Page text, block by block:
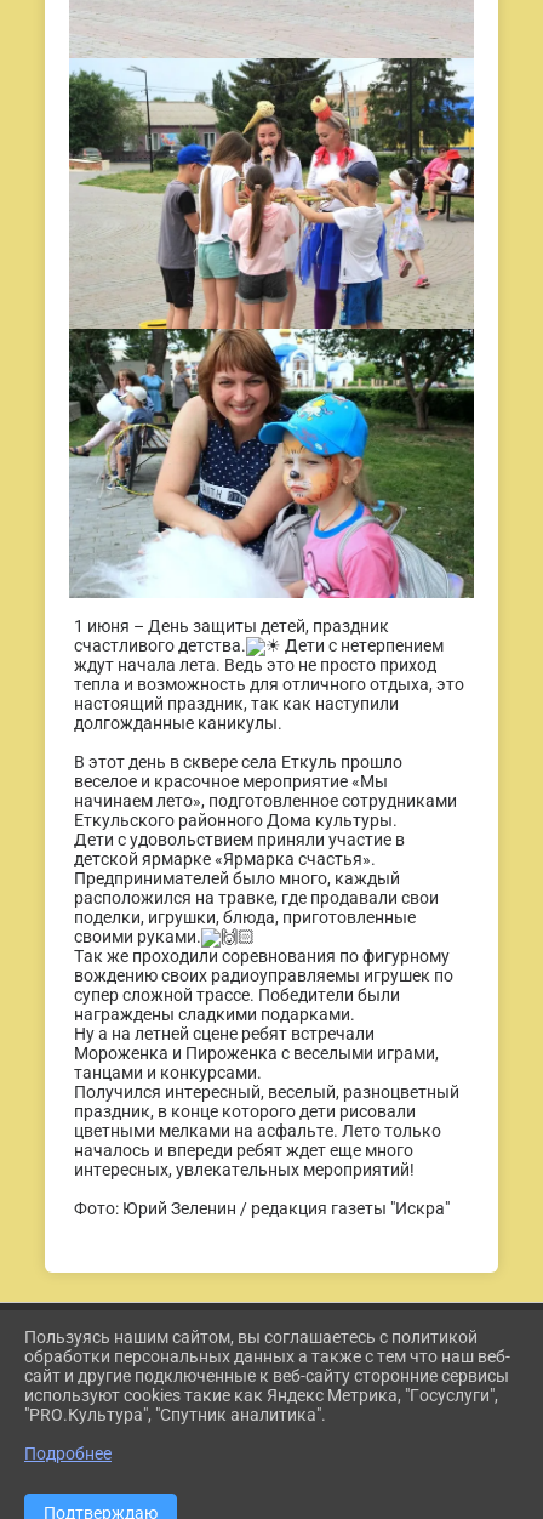
1 июня – День защиты детей, праздник
счастливого детства.
Дети с нетерпением
ждут начала лета. Ведь это не просто приход
тепла и возможность для отличного отдыха, это
настоящий праздник, так как наступили
долгожданные каникулы.
В этот день в сквере села Еткуль прошло
веселое и красочное мероприятие «Мы
начинаем лето», подготовленное сотрудниками
Еткульского районного Дома культуры.
Дети с удовольствием приняли участие в
детской ярмарке «Ярмарка счастья».
Предпринимателей было много, каждый
расположился на травке, где продавали свои
поделки, игрушки, блюда, приготовленные
своими руками.
Так же проходили соревнования по фигурному
вождению своих радиоуправляемы игрушек по
супер сложной трассе. Победители были
награждены сладкими подарками.
Ну а на летней сцене ребят встречали
Мороженка и Пироженка с веселыми играми,
танцами и конкурсами.
Получился интересный, веселый, разноцветный
праздник, в конце которого дети рисовали
цветными мелками на асфальте. Лето только
началось и впереди ребят ждет еще много
интересных, увлекательных мероприятий!
Фото: Юрий Зеленин / редакция газеты "Искра"
2026 Г. ETKUL-KULTURA.RU
ВХОД
КАРТА САЙТА
ПОЛИТИКА ОБРАБОТКИ ПЕРСОНАЛЬНЫХ ДАННЫХ
СДЕЛАНО НА KUBCMS
Пользуясь нашим сайтом, вы соглашаетесь с политикой
обработки персональных данных а также с тем что наш веб-
сайт и другие подключенные к веб-сайту сторонние сервисы
используют cookies такие как Яндекс Метрика, "Госуслуги",
"PRO.Культура", "Спутник аналитика".
Подробнее
Подтверждаю